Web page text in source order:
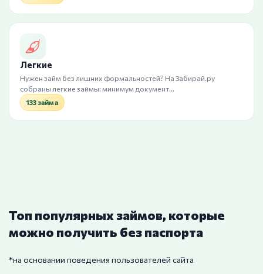
Легкие
Нужен займ без лишних формальностей? На Забирай.ру
собраны легкие займы: минимум документ…
133 займа
Топ популярных займов, которые
можно получить без паспорта
*на основании поведения пользователей сайта